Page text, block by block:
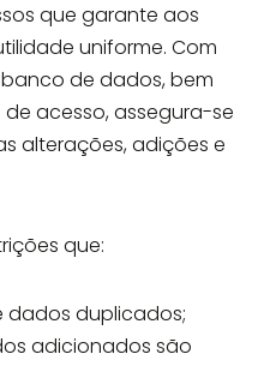
que garante aos
uniforme. Com
de dados, bem
acesso, assegura-se
alterações, adições e
que:
dados duplicados;
adicionados são